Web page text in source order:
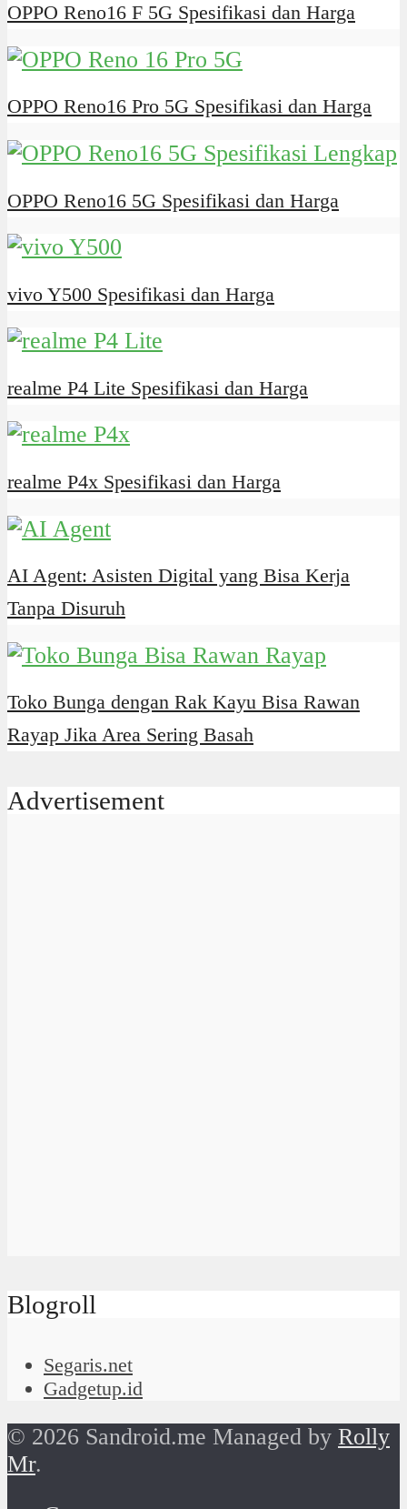
OPPO Reno16 F 5G Spesifikasi dan Harga
OPPO Reno16 Pro 5G Spesifikasi dan Harga
OPPO Reno16 5G Spesifikasi dan Harga
vivo Y500 Spesifikasi dan Harga
realme P4 Lite Spesifikasi dan Harga
realme P4x Spesifikasi dan Harga
AI Agent: Asisten Digital yang Bisa Kerja
Tanpa Disuruh
Toko Bunga dengan Rak Kayu Bisa Rawan
Rayap Jika Area Sering Basah
Advertisement
Blogroll
Segaris.net
Gadgetup.id
© 2026 Sandroid.me Managed by Rolly
Mr.